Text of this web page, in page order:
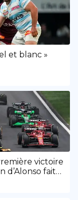
et blanc »
victoire
d’Alonso fait